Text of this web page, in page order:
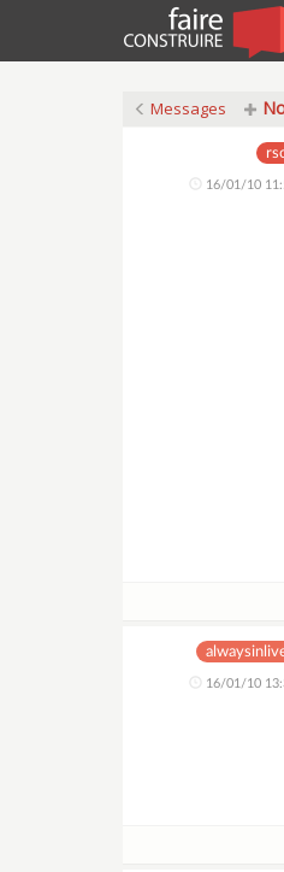
Messages
16/01/10
16/01/10